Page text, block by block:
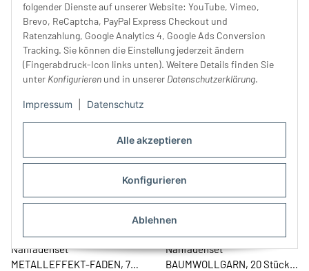
Alle akzeptieren
Konfigurieren
Ablehnen
folgender Dienste auf unserer Website: YouTube, Vimeo,
Brevo, ReCaptcha, PayPal Express Checkout und
Ratenzahlung, Google Analytics 4, Google Ads Conversion
Tracking. Sie können die Einstellung jederzeit ändern
(Fingerabdruck-Icon links unten). Weitere Details finden Sie
unter Konfigurieren und in unserer Datenschutzerklärung.
Impressum Datenschutz
Holzschatulle Stickgarne
RAYON, 194 x 200 m, Madeira
499,00 €*
Nähfadenset
BAUMWOLLGARN, grün-blau,
Gütermann
27,90 €*
Nähfadenset
METALLEFFEKT-FADEN, 7
Nähfadenset
BAUMWOLLGARN, 20 Stück,